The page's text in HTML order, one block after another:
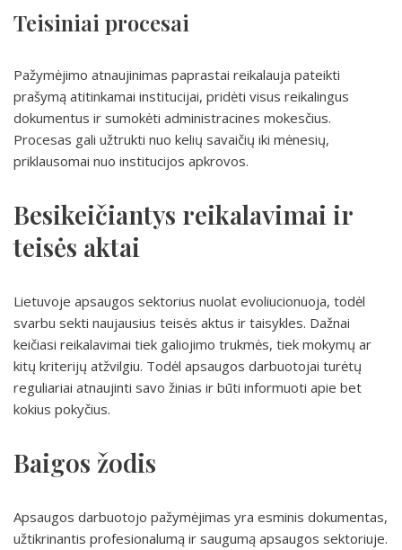
Teisiniai procesai
Pažymėjimo atnaujinimas paprastai reikalauja pateikti
prašymą atitinkamai institucijai, pridėti visus reikalingus
dokumentus ir sumokėti administracines mokesčius.
Procesas gali užtrukti nuo kelių savaičių iki mėnesių,
priklausomai nuo institucijos apkrovos.
Besikeičiantys reikalavimai ir
teisės aktai
Lietuvoje apsaugos sektorius nuolat evoliucionuoja, todėl
svarbu sekti naujausius teisės aktus ir taisykles. Dažnai
keičiasi reikalavimai tiek galiojimo trukmės, tiek mokymų ar
kitų kriterijų atžvilgiu. Todėl apsaugos darbuotojai turėtų
reguliariai atnaujinti savo žinias ir būti informuoti apie bet
kokius pokyčius.
Baigos žodis
Apsaugos darbuotojo pažymėjimas yra esminis dokumentas,
užtikrinantis profesionalumą ir saugumą apsaugos sektoriuje.